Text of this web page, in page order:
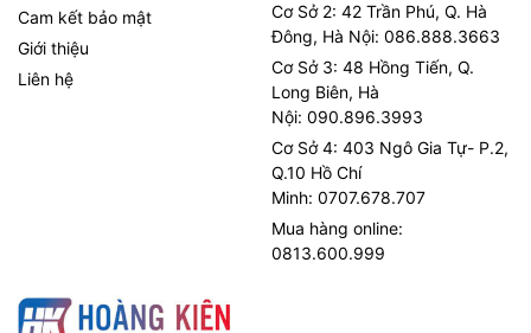
Cam kết bảo mật
Giới thiệu
Liên hệ
Cơ Sở 2: 42 Trần Phú, Q. Hà
Đông, Hà Nội: 086.888.3663
Cơ Sở 3: 48 Hồng Tiến, Q.
Long Biên, Hà
Nội: 090.896.3993
Cơ Sở 4: 403 Ngô Gia Tự- P.2,
Q.10 Hồ Chí
Minh: 0707.678.707
Mua hàng online:
0813.600.999